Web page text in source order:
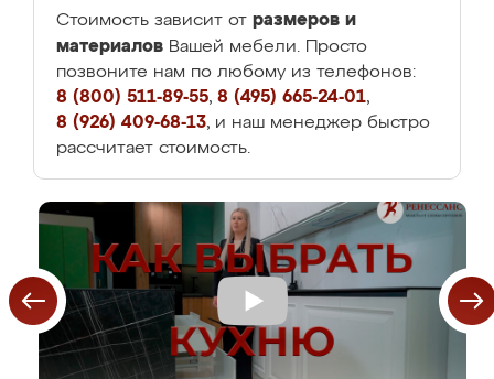
Стоимость зависит от размеров и
материалов Вашей мебели. Просто
позвоните нам по любому из телефонов:
8 (800) 511-89-55, 8 (495) 665-24-01,
8 (926) 409-68-13, и наш менеджер быстро
рассчитает стоимость.